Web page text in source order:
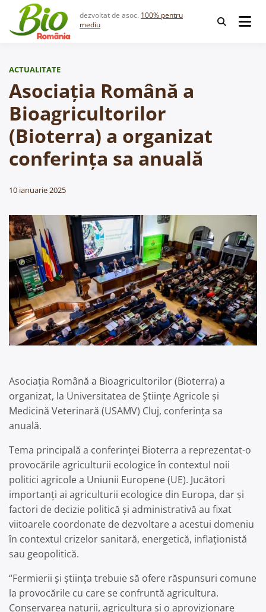
content
dezvoltat de asoc. 100% pentru
mediu
ACTUALITATE
Asociația Română a
Bioagricultorilor
(Bioterra) a organizat
conferința sa anuală
10 ianuarie 2025
Asociația Română a Bioagricultorilor (Bioterra) a
organizat, la Universitatea de Științe Agricole și
Medicină Veterinară (USAMV) Cluj, conferința sa
anuală.
Tema principală a conferinței Bioterra a reprezentat-o
provocările agriculturii ecologice în contextul noii
politici agricole a Uniunii Europene (UE). Jucători
importanți ai agriculturii ecologice din Europa, dar și
factori de decizie politică și administrativă au fixat
viitoarele coordonate de dezvoltare a acestui domeniu
în contextul crizelor sanitară, energetică, inflaționistă
sau geopolitică.
“Fermierii și știința trebuie să ofere răspunsuri comune
la provocările cu care se confruntă agricultura.
Conservarea naturii, agricultura și o aprovizionare